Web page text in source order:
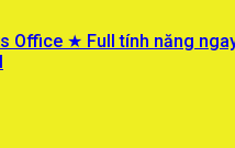
Office ★ Full tính năng